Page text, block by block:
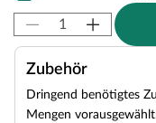
Zubehör
Dringend benötigtes
Mengen